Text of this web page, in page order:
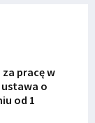
pracę w
ustawa o
od 1